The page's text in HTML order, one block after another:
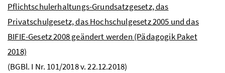
Pflichtschulerhaltungs-Grundsatzgesetz, das
Privatschulgesetz, das Hochschulgesetz 2005 und das
BIFIE-Gesetz 2008 geändert werden (Pädagogik Paket
2018)
(BGBl. I Nr. 101/2018 v. 22.12.2018)